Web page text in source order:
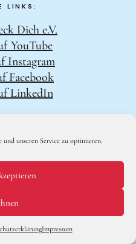
unseren Service zu optimieren.
Impressum
LINKS:
Dich e.V.
YouTube
Instagram
Facebook
LinkedIn
im KiKoMo
Hier bitte spenden ❤